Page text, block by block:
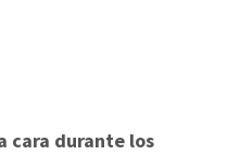
cara durante los